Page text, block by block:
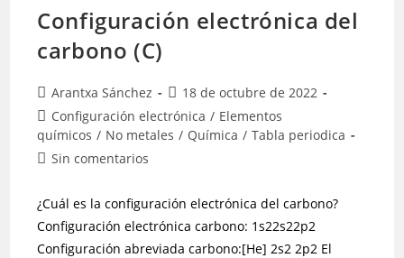
Configuración electrónica del
carbono (C)
Arantxa Sánchez
18 de octubre de 2022
Configuración electrónica / Elementos
químicos / No metales / Química / Tabla periodica
Sin comentarios
¿Cuál es la configuración electrónica del carbono?
Configuración electrónica carbono: 1s22s22p2
Configuración abreviada carbono:[He] 2s2 2p2 El